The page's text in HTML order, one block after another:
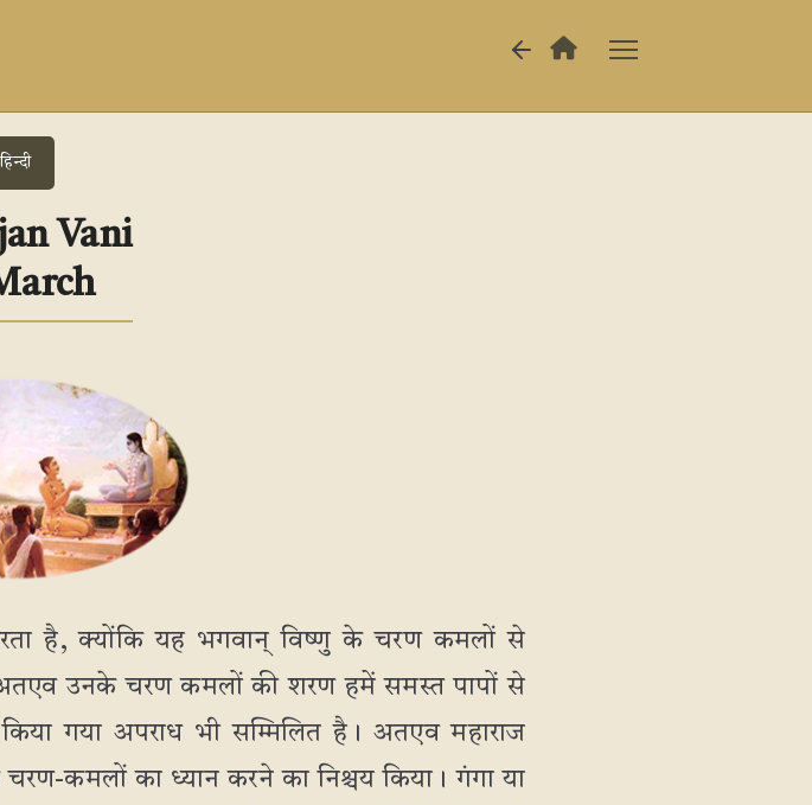
हिन्दी
Vani
है, क्योंकि यह भगवान् विष्णु के चरण कमलों से
उनके चरण कमलों की शरण हमें समस्त पापों से
किया गया अपराध भी सम्मिलित है। अतएव महाराज
चरण-कमलों का ध्यान करने का निश्चय किया। गंगा या